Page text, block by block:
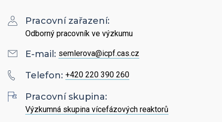
Dokumenty ke stažení
Povinně zveřejňované informace
Covid-19
Operační programy
Strategie AV21
Grantová agentura ÚCHP
Hálovy přednášky
PhD Studium
Knihovna
Open Science
Popularizace
Zaměstnanci
Intranet
Pracovní zařazení:
Odborný pracovník ve výzkumu
E-mail: semlerova@icpf.cas.cz
Telefon: +420 220 390 260
Pracovní skupina:
Výzkumná skupina vícefázových reaktorů